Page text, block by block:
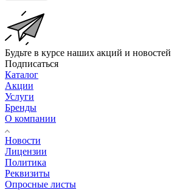
Будьте в курсе наших акций и новостей
Подписаться
Каталог
Акции
Услуги
Бренды
О компании
Новости
Лицензии
Политика
Реквизиты
Опросные листы